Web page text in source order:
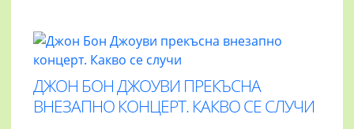
ДЖОН БОН ДЖОУВИ ПРЕКЪСНА
ВНЕЗАПНО КОНЦЕРТ. КАКВО СЕ СЛУЧИ